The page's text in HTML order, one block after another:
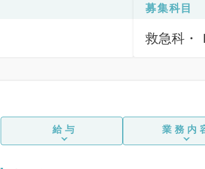
募集科目
救急科・
給与 業務内